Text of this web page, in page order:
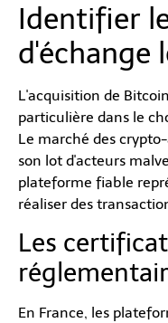
Identifier
d'échange
L'acquisition de
particulière dans le
Le marché des
son lot d'acteurs
plateforme fiable
réaliser des
Les
En France, les